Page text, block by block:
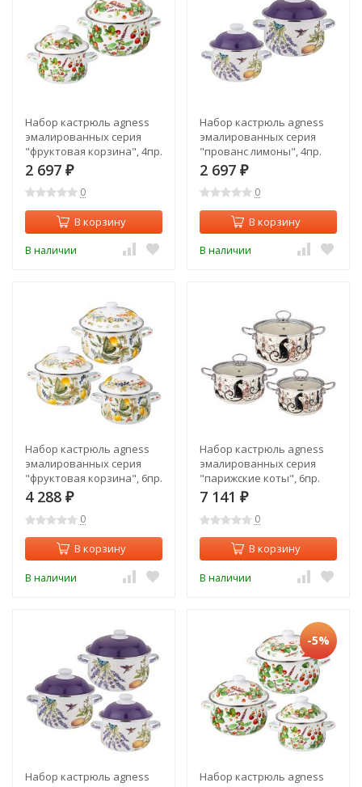
Набор кастрюль agness
эмалированных серия
"фруктовая корзина", 4пр.
1,5л и 2,8л, 16х10см,
20х12см Agness (934-701)
2 697 ₽
0
В корзину
В наличии
Набор кастрюль agness
эмалированных серия
"прованс лимоны", 4пр.
1,5л и 2,8л, 16х10см,
20х12см Agness (934-700)
2 697 ₽
0
В корзину
В наличии
Набор кастрюль agness
эмалированных серия
"фруктовая корзина", 6пр.
1,5/2,8/3,6л,16х10/20х12/22х13см
Agness (934-707)
4 288 ₽
0
В корзину
В наличии
Набор кастрюль agness
эмалированных серия
"парижские коты", 6пр.
2,0/2,8/3,6л,18х11/20х12/22х13см
Agness (934-715)
7 141 ₽
0
В корзину
В наличии
Набор кастрюль agness
-5%
Набор кастрюль agness